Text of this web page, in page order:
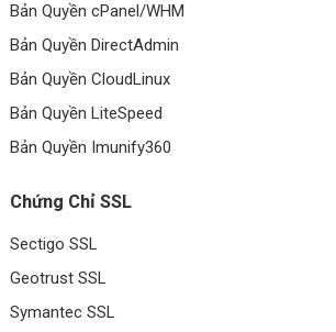
Bản Quyền cPanel/WHM
Bản Quyền DirectAdmin
Bản Quyền CloudLinux
Bản Quyền LiteSpeed
Bản Quyền Imunify360
Chứng Chỉ SSL
Sectigo SSL
Geotrust SSL
Symantec SSL